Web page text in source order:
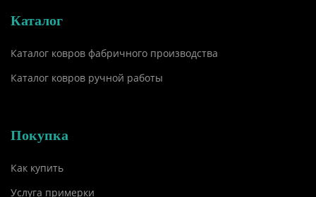
Каталог
Каталог ковров фабричного производства
Каталог ковров ручной работы
Покупка
Как купить
Услуга примерки